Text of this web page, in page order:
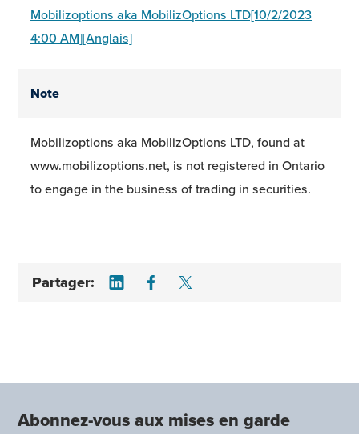
Mobilizoptions aka MobilizOptions LTD[10/2/2023
4:00 AM][Anglais]
Note
Mobilizoptions aka MobilizOptions LTD, found at
www.mobilizoptions.net, is not registered in Ontario
to engage in the business of trading in securities.
Partager: Share on LinkedIn
Share on Facebook
Abonnez-vous aux mises en garde